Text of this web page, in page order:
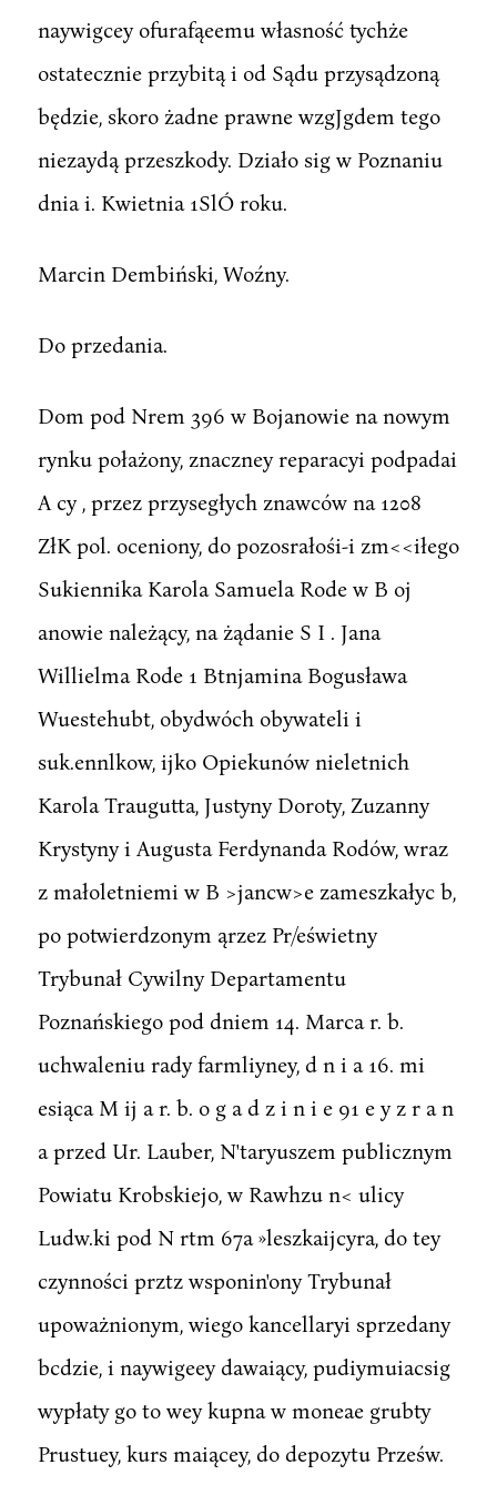
naywigcey ofurafąeemu własność tychże
ostatecznie przybitą i od Sądu przysądzoną
będzie, skoro żadne prawne wzgJgdem tego
niezaydą przeszkody. Działo sig w Poznaniu
dnia i. Kwietnia 1SlÓ roku.
Marcin Dembiński, Woźny.
Do przedania.
Dom pod Nrem 396 w Bojanowie na nowym
rynku połażony, znaczney reparacyi podpadai
A cy , przez przysegłych znawców na 1208
ZłK pol. oceniony, do pozosrałośi-i zm<<iłego
Sukiennika Karola Samuela Rode w B oj
anowie należący, na żądanie S I . Jana
Willielma Rode 1 Btnjamina Bogusława
Wuestehubt, obydwóch obywateli i
suk.ennlkow, ijko Opiekunów nieletnich
Karola Traugutta, Justyny Doroty, Zuzanny
Krystyny i Augusta Ferdynanda Rodów, wraz
z małoletniemi w B >jancw>e zameszkałyc b,
po potwierdzonym ąrzez Pr/eświetny
Trybunał Cywilny Departamentu
Poznańskiego pod dniem 14. Marca r. b.
uchwaleniu rady farmliyney, d n i a 16. mi
esiąca M ij a r. b. o g a d z i n i e 91 e y z r a n
a przed Ur. Lauber, N'taryuszem publicznym
Powiatu Krobskiejo, w Rawhzu n< ulicy
Ludw.ki pod N rtm 67a »leszkaijcyra, do tey
czynności prztz wsponin'ony Trybunał
upoważnionym, wiego kancellaryi sprzedany
bcdzie, i naywigeey dawaiący, pudiymuiacsig
wypłaty go to wey kupna w moneae grubty
Prustuey, kurs maiącey, do depozytu Prześw.